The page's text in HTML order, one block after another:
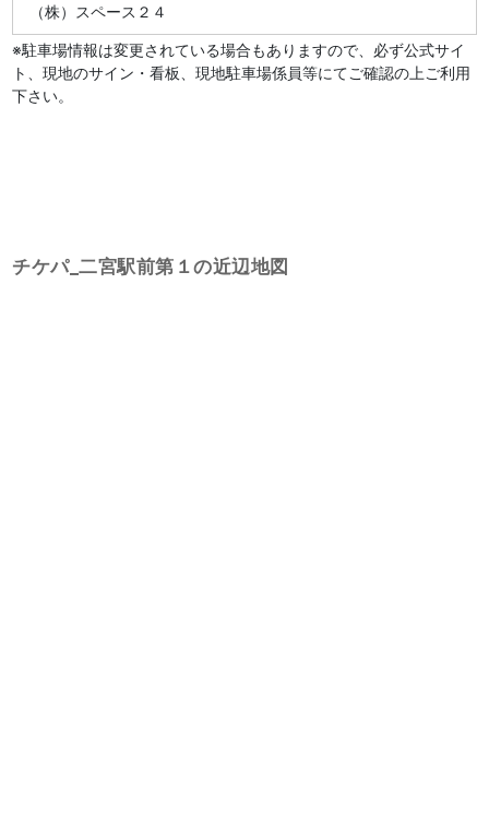
（株）スペース２４
※駐車場情報は変更されている場合もありますので、必ず公式サイ
ト、現地のサイン・看板、現地駐車場係員等にてご確認の上ご利用
下さい。
チケパ_二宮駅前第１の近辺地図